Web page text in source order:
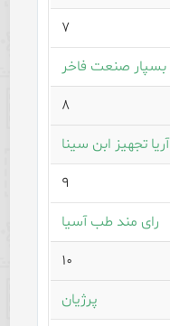
۷
بسپار صنعت فاخر
۸
آریا تجهیز ابن سینا
۹
رای مند طب آسیا
۱۰
پرژیان